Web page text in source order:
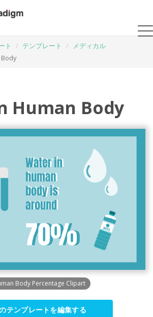
ト テンプレート
メディカル
Human Body
Body Percentage Clipart
テンプレートを編集する